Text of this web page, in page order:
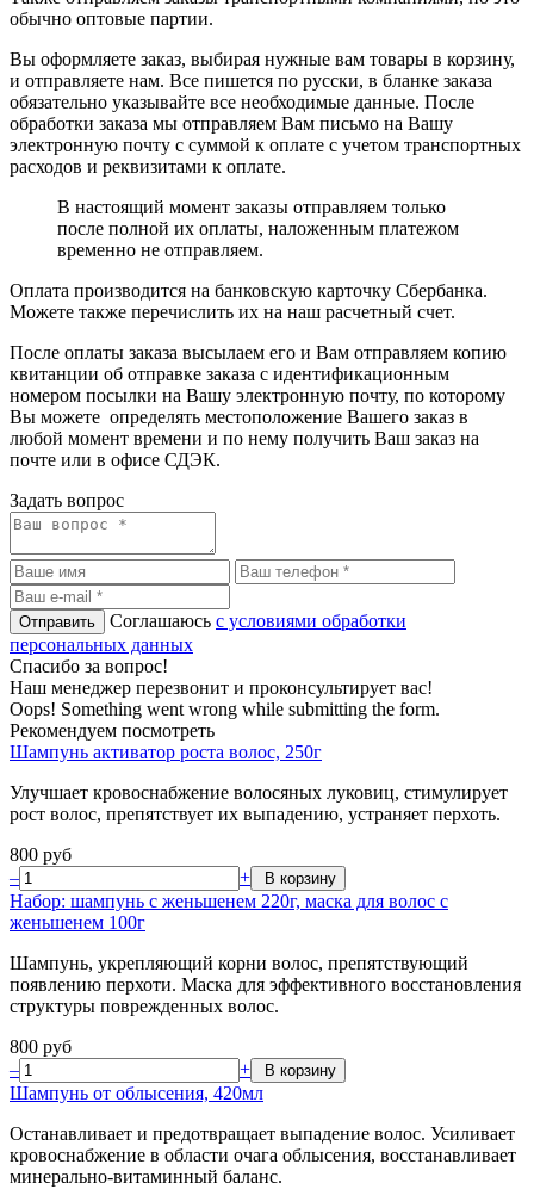
обычно оптовые партии.
Вы оформляете заказ, выбирая нужные вам товары в корзину,
и отправляете нам. Все пишется по русски, в бланке заказа
обязательно указывайте все необходимые данные. После
обработки заказа мы отправляем Вам письмо на Вашу
электронную почту с суммой к оплате с учетом транспортных
расходов и реквизитами к оплате.
В настоящий момент заказы отправляем только
после полной их оплаты, наложенным платежом
временно не отправляем.
Оплата производится на банковскую карточку Сбербанка.
Можете также перечислить их на наш расчетный счет.
После оплаты заказа высылаем его и Вам отправляем копию
квитанции об отправке заказа с идентификационным
номером посылки на Вашу электронную почту, по которому
Вы можете определять местоположение Вашего заказ в
любой момент времени и по нему получить Ваш заказ на
почте или в офисе СДЭК.
Задать вопрос
Соглашаюсь с условиями обработки
персональных данных
Спасибо за вопрос!
Наш менеджер перезвонит и проконсультирует вас!
Oops! Something went wrong while submitting the form.
Рекомендуем посмотреть
Шампунь активатор роста волос, 250г
Улучшает кровоснабжение волосяных луковиц, стимулирует
рост волос, препятствует их выпадению, устраняет перхоть.
800 руб
–
+
Набор: шампунь с женьшенем 220г, маска для волос с
женьшенем 100г
Шампунь, укрепляющий корни волос, препятствующий
появлению перхоти. Маска для эффективного восстановления
структуры поврежденных волос.
800 руб
–
+
Шампунь от облысения, 420мл
Останавливает и предотвращает выпадение волос. Усиливает
кровоснабжение в области очага облысения, восстанавливает
минерально-витаминный баланс.